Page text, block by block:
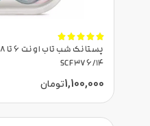





SCF376/14
1,100,000تومان